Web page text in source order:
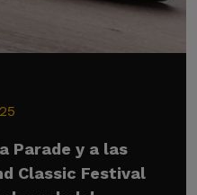
Parade y a las
Classic Festival